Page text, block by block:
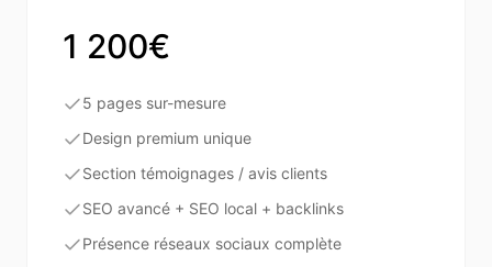
1 200€
5 pages sur-mesure
Design premium unique
Section témoignages / avis clients
SEO avancé + SEO local + backlinks
Présence réseaux sociaux complète